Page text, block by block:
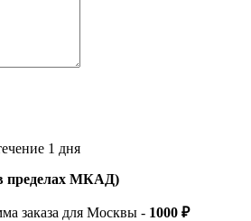
1 дня
пределах МКАД)
заказа для Москвы - 1000 ₽